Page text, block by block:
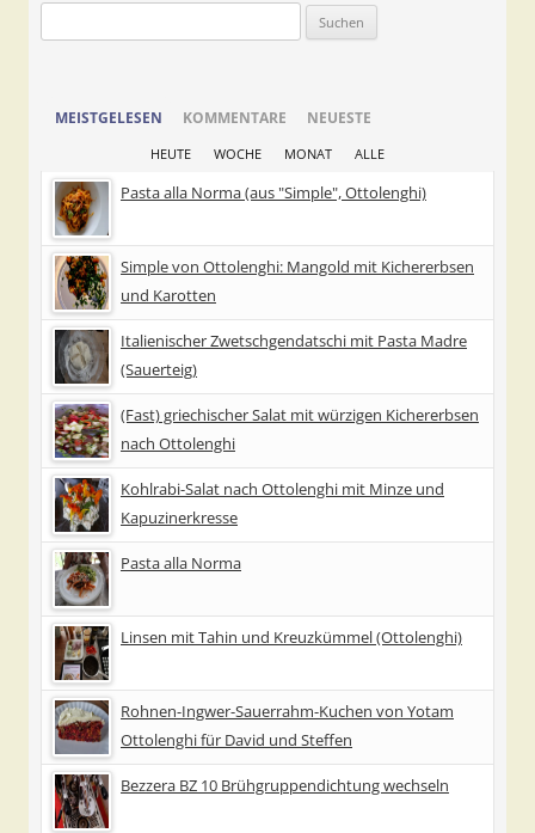
nach:
MEISTGELESEN KOMMENTARE NEUESTE
HEUTE WOCHE MONAT ALLE
Pasta alla Norma (aus "Simple", Ottolenghi)
Simple von Ottolenghi: Mangold mit Kichererbsen
und Karotten
Italienischer Zwetschgendatschi mit Pasta Madre
(Sauerteig)
(Fast) griechischer Salat mit würzigen Kichererbsen
nach Ottolenghi
Kohlrabi-Salat nach Ottolenghi mit Minze und
Kapuzinerkresse
Pasta alla Norma
Linsen mit Tahin und Kreuzkümmel (Ottolenghi)
Rohnen-Ingwer-Sauerrahm-Kuchen von Yotam
Ottolenghi für David und Steffen
Bezzera BZ 10 Brühgruppendichtung wechseln